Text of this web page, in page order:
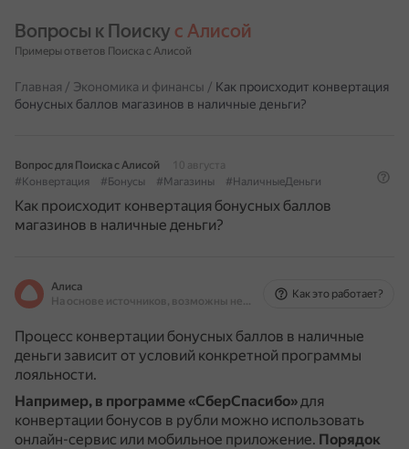
Вопросы к Поиску с Алисой
Примеры ответов Поиска с Алисой
Главная / Экономика и финансы / Как происходит конвертация
бонусных баллов магазинов в наличные деньги?
Вопрос для Поиска с Алисой
10 августа
#Конвертация
#Бонусы #Магазины #НаличныеДеньги
Как происходит конвертация бонусных баллов
магазинов в наличные деньги?
Алиса
На основе источников, возможны неточности
Как это работает?
Процесс конвертации бонусных баллов в наличные
деньги зависит от условий конкретной программы
лояльности.
Например, в программе «СберСпасибо»для
конвертации бонусов в рубли можно использовать
онлайн-сервис или мобильное приложение. Порядок